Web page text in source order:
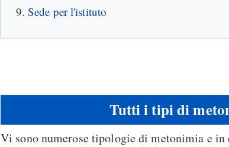
Sede per l'istituto
Tutti i tipi di
Vi sono numerose tipologie di metonimia e in